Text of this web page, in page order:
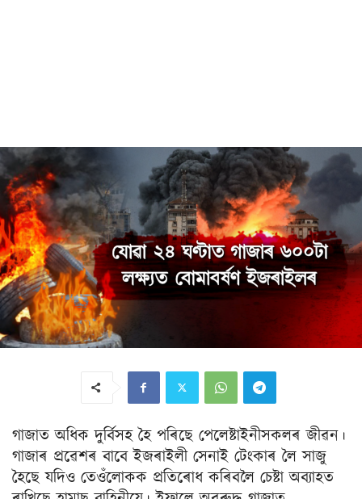
গাজাত অধিক দুৰ্বিসহ হৈ পৰিছে পেলেষ্টাইনীসকলৰ জীৱন।
গাজাৰ প্ৰৱেশৰ বাবে ইজৰাইলী সেনাই টেংকাৰ লৈ সাজু
হৈছে যদিও তেওঁলোকক প্ৰতিৰোধ কৰিবলৈ চেষ্টা অব্যাহত